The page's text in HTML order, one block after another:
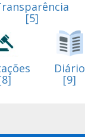
[5]
Diário
[9]